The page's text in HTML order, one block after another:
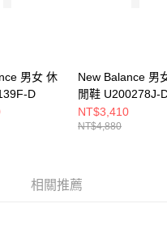
男女 休
D
New Balance 男
閒鞋 U200278J-
NT$3,410
NT$4,880
相關推薦